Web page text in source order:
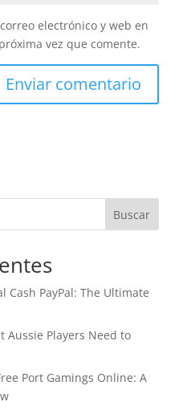
electrónico y web en
vez que comente.
Buscar
Cash PayPal: The Ultimate
Aussie Players Need to
Port Gamings Online: A